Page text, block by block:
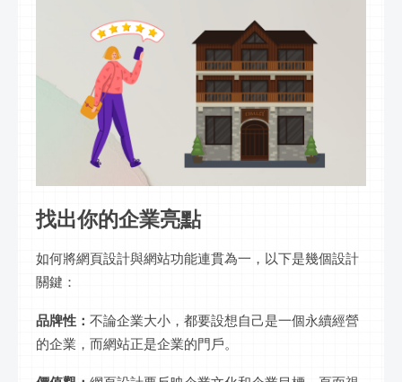
找出你的企業亮點
如何將網頁設計與網站功能連貫為一，以下是幾個設計
關鍵：
品牌性： 不論企業大小，都要設想自己是一個永續經營
的企業，而網站正是企業的門戶。